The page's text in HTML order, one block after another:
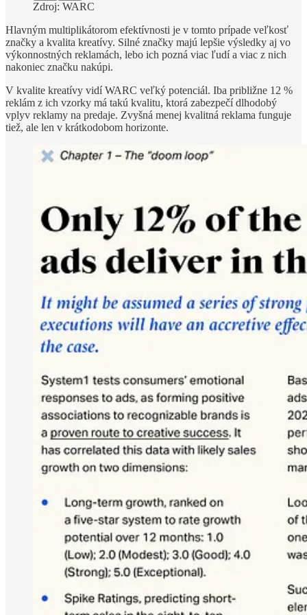
Zdroj: WARC
Hlavným multiplikátorom efektívnosti je v tomto prípade veľkosť
značky a kvalita kreatívy. Silné značky majú lepšie výsledky aj vo
výkonnostných reklamách, lebo ich pozná viac ľudí a viac z nich
nakoniec značku nakúpi.
V kvalite kreatívy vidí WARC veľký potenciál. Iba približne 12 %
reklám z ich vzorky má takú kvalitu, ktorá zabezpečí dlhodobý
vplyv reklamy na predaje. Zvyšná menej kvalitná reklama funguje
tiež, ale len v krátkodobom horizonte.